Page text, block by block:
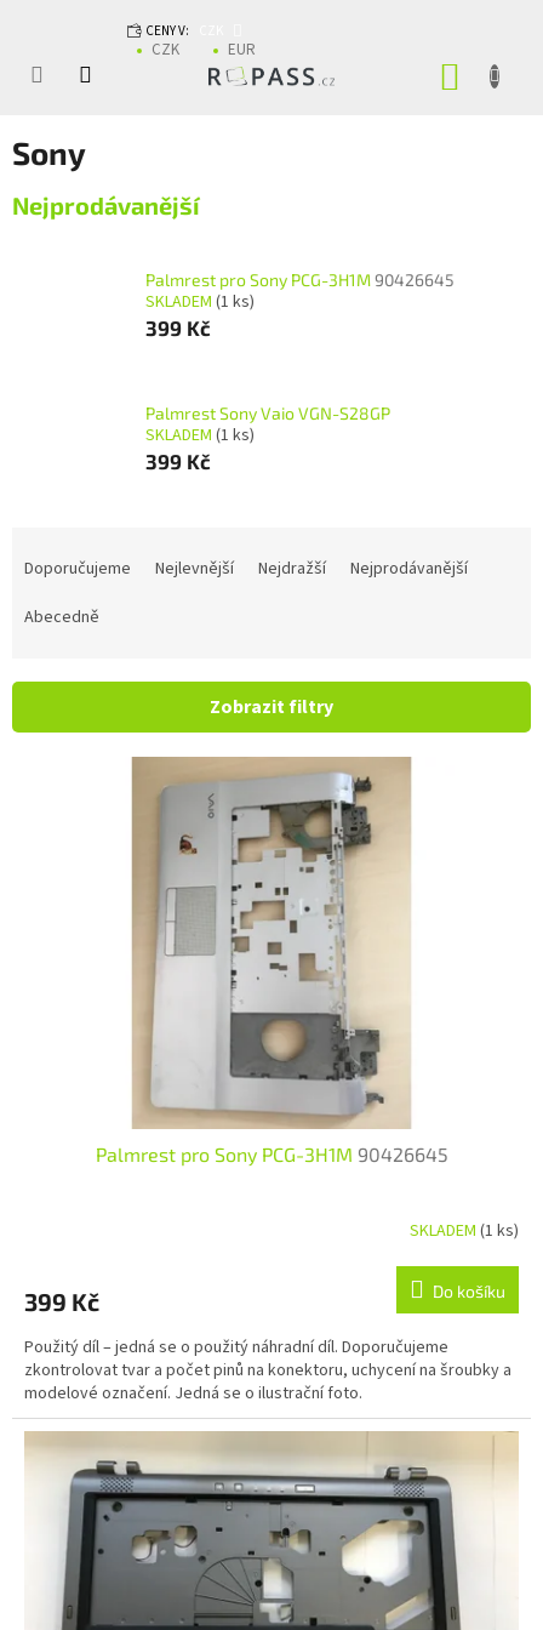
CENY V:
CZK EUR
Sony
Nejprodávanější
Palmrest pro Sony PCG-3H1M90426645
SKLADEM (1 ks)
399 Kč
Palmrest Sony Vaio VGN-S28GP
SKLADEM (1 ks)
399 Kč
Doporučujeme Nejlevnější Nejdražší
Nejprodávanější
Abecedně
Zobrazit filtry
Výpis produktů
Palmrest pro Sony PCG-3H1M 90426645
SKLADEM (1 ks)
399 Kč Do košíku
Použitý díl – jedná se o použitý náhradní díl. Doporučujeme
zkontrolovat tvar a počet pinů na konektoru, uchycení na šroubky a
modelové označení. Jedná se o ilustrační foto.